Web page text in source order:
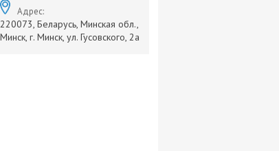
Адрес:
220073, Беларусь, Минская обл.,
Минск, г. Минск, ул. Гусовского, 2а